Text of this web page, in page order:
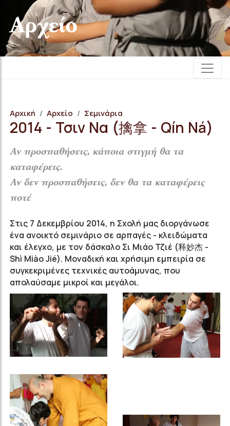
Αρχείο
Αρχική Αρχείο Σεμινάρια
2014 - Τσιν Να (擒拿 - Qín Ná)
Αν προσπαθήσεις, κάποια στιγμή θα τα
καταφέρεις.
Αν δεν προσπαθήσεις, δεν θα τα καταφέρεις
ποτέ
Στις 7 Δεκεμβρίου 2014, η Σχολή μας διοργάνωσε
ένα ανοικτό σεμινάριο σε αρπαγές - κλειδώματα
και έλεγχο, με τον δάσκαλο Σι Μιάο Τζιέ (释妙杰 -
Shì Miào Jié). Μοναδική και χρήσιμη εμπειρία σε
συγκεκριμένες τεχνικές αυτοάμυνας, που
απολαύσαμε μικροί και μεγάλοι.